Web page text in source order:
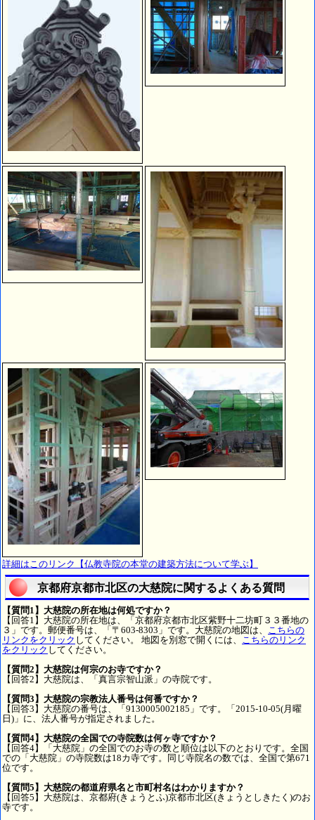
詳細はこのリンク【仏教寺院の本堂の建築方法について学ぶ】
京都府京都市北区の大慈院に関するよくある質問
【質問1】大慈院の所在地は何処ですか？
【回答1】大慈院の所在地は、「京都府京都市北区紫野十二坊町３３番地の
３」です。郵便番号は、「〒603-8303」です。大慈院の地図は、 こちらの
リンクをクリック してください。 地図を別窓で開くには、 こちらのリンク
をクリック してください。
【質問2】大慈院は何宗のお寺ですか？
【回答2】大慈院は、「真言宗智山派」の寺院です。
【質問3】大慈院の宗教法人番号は何番ですか？
【回答3】大慈院の番号は、「9130005002185」です。「2015-10-05(月曜
日)」に、法人番号が指定されました。
【質問4】大慈院の全国での寺院数は何ヶ寺ですか？
【回答4】「大慈院」の全国でのお寺の数と順位は以下のとおりです。全国
での「大慈院」の寺院数は18カ寺です。同じ寺院名の数では、全国で第671
位です。
【質問5】大慈院の都道府県名と市町村名はわかりますか？
【回答5】大慈院は、京都府(きょうとふ)京都市北区(きょうとしきたく)のお
寺です。